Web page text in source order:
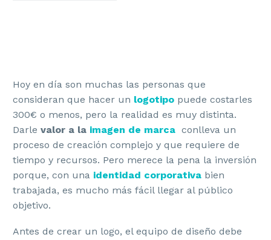
Hoy en día son muchas las personas que
consideran que hacer un logotipo puede costarles
300€ o menos, pero la realidad es muy distinta.
Darle valor a la imagen de marca conlleva un
proceso de creación complejo y que requiere de
tiempo y recursos. Pero merece la pena la inversión
porque, con una identidad corporativa bien
trabajada, es mucho más fácil llegar al público
objetivo.
Antes de crear un logo, el equipo de diseño debe